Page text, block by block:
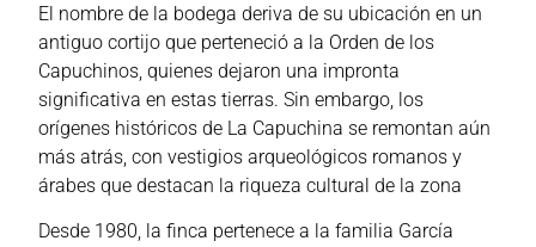
El nombre de la bodega deriva de su ubicación en un
antiguo cortijo que perteneció a la Orden de los
Capuchinos, quienes dejaron una impronta
significativa en estas tierras. Sin embargo, los
orígenes históricos de La Capuchina se remontan aún
más atrás, con vestigios arqueológicos romanos y
árabes que destacan la riqueza cultural de la zona​
Desde 1980, la finca pertenece a la familia García